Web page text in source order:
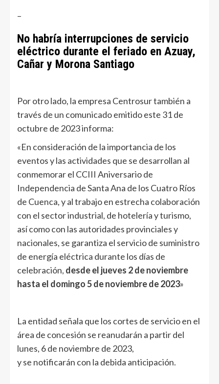
–
No habría interrupciones de servicio
eléctrico durante el feriado en Azuay,
Cañar y Morona Santiago
Por otro lado, la empresa Centrosur también a
través de un comunicado emitido este 31 de
octubre de 2023 informa:
«En consideración de la importancia de los
eventos y las actividades que se desarrollan al
conmemorar el CCIII Aniversario de
Independencia de Santa Ana de los Cuatro Ríos
de Cuenca, y al trabajo en estrecha colaboración
con el sector industrial, de hotelería y turismo,
así como con las autoridades provinciales y
nacionales, se garantiza el servicio de suministro
de energía eléctrica durante los días de
celebración, desde el jueves 2 de noviembre
hasta el domingo 5 de noviembre de 2023»
La entidad señala que los cortes de servicio en el
área de concesión se reanudarán a partir del
lunes, 6 de noviembre de 2023,
y se notificarán con la debida anticipación.